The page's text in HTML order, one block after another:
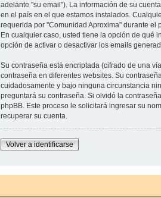
adelante "su email"). La información de su
en el país en el que estamos instalados.
requerida por "Comunidad Aproxima" durante el
En cualquier caso, usted tiene la opción de qué
opción de activar o desactivar los emails
Su contraseña está encriptada (cifrado de una
contraseña en diferentes websites. Su
cuidadosamente y bajo ninguna circunstancia
preguntará su contraseña. Si olvidó la
phpBB. Este proceso le solicitará ingresar su
recuperar su cuenta.
Volver a identificarse